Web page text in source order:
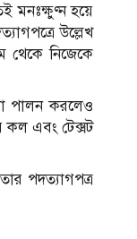
মনঃক্ষুণ্ন হয়ে
উল্লেখ
থেকে নিজেকে
পালন করলেও
কল এবং টেক্সট
পদত্যাগপত্র